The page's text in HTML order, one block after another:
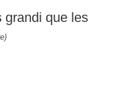
grandi que les